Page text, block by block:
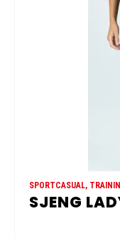
SPORTCASUAL,
SJENG